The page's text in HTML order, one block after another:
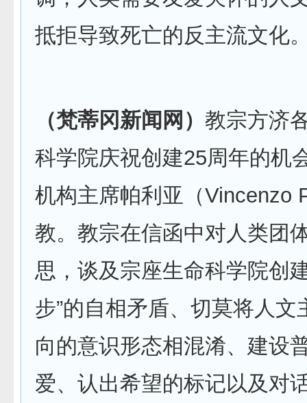
抵拒导致死亡的反主流文化
（梵蒂冈新闻网） 教宗方济
科学院庆祝创建25周年的机
机构主席帕利亚（Vincenzo
教。教宗在信函中对人类团
思，谈及宗座生命科学院创
步”的自相矛盾、切莫将人文
向的意识形态相混淆、建设
爱、认出希望的标记以及对